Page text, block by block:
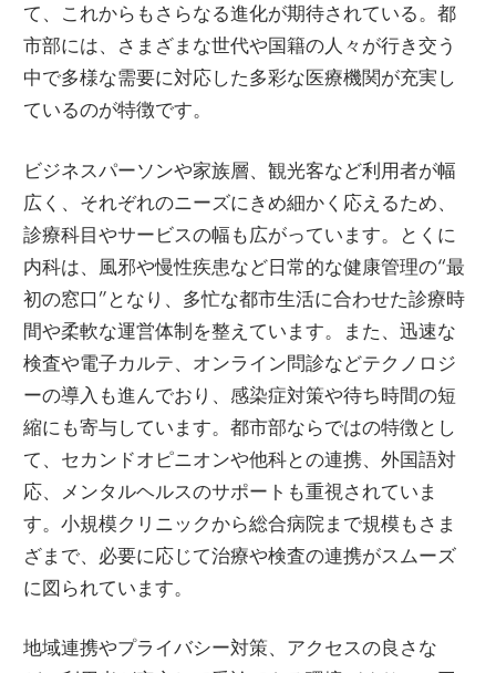
て、これからもさらなる進化が期待されている。都
市部には、さまざまな世代や国籍の人々が行き交う
中で多様な需要に対応した多彩な医療機関が充実し
ているのが特徴です。
ビジネスパーソンや家族層、観光客など利用者が幅
広く、それぞれのニーズにきめ細かく応えるため、
診療科目やサービスの幅も広がっています。とくに
内科は、風邪や慢性疾患など日常的な健康管理の“最
初の窓口”となり、多忙な都市生活に合わせた診療時
間や柔軟な運営体制を整えています。また、迅速な
検査や電子カルテ、オンライン問診などテクノロジ
ーの導入も進んでおり、感染症対策や待ち時間の短
縮にも寄与しています。都市部ならではの特徴とし
て、セカンドオピニオンや他科との連携、外国語対
応、メンタルヘルスのサポートも重視されていま
す。小規模クリニックから総合病院まで規模もさま
ざまで、必要に応じて治療や検査の連携がスムーズ
に図られています。
地域連携やプライバシー対策、アクセスの良さな